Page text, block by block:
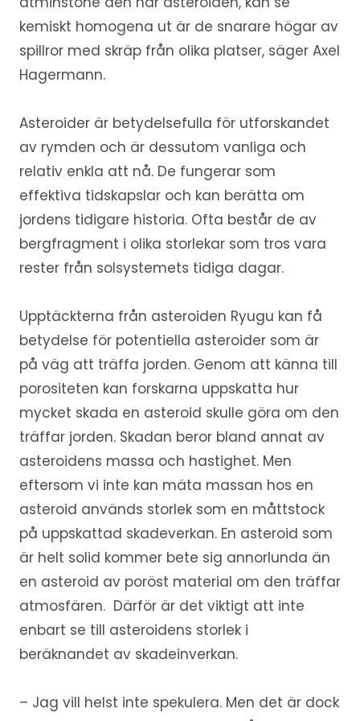
kemiskt homogena ut är de snarare högar av
spillror med skräp från olika platser, säger Axel
Hagermann.
Asteroider är betydelsefulla för utforskandet
av rymden och är dessutom vanliga och
relativ enkla att nå. De fungerar som
effektiva tidskapslar och kan berätta om
jordens tidigare historia. Ofta består de av
bergfragment i olika storlekar som tros vara
rester från solsystemets tidiga dagar.
Upptäckterna från asteroiden Ryugu kan få
betydelse för potentiella asteroider som är
på väg att träffa jorden. Genom att känna till
porositeten kan forskarna uppskatta hur
mycket skada en asteroid skulle göra om den
träffar jorden. Skadan beror bland annat av
asteroidens massa och hastighet. Men
eftersom vi inte kan mäta massan hos en
asteroid används storlek som en måttstock
på uppskattad skadeverkan. En asteroid som
är helt solid kommer bete sig annorlunda än
en asteroid av poröst material om den träffar
atmosfären. Därför är det viktigt att inte
enbart se till asteroidens storlek i
beräknandet av skadeinverkan.
– Jag vill helst inte spekulera. Men det är dock